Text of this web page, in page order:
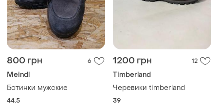
800 грн 6
Meindl
Ботинки мужские
44.5
1200 грн 12
Timberland
Черевики timberland
39